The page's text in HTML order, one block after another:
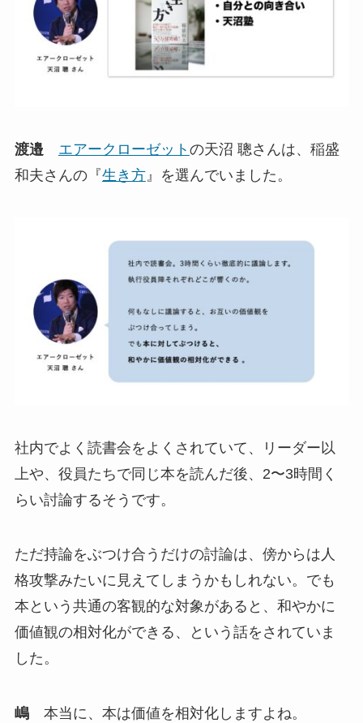
渡邉 エアークローゼット の天沼 聰さんは、稲盛
和夫さんの『生き方』を選んでいました。
社内でよく読書会をよくされていて、リーダー以
上や、役員たちで同じ本を読んだ後、2〜3時間く
らい討論するそうです。
ただ持論をぶつけ合うだけの討論は、傍からは人
格攻撃みたいに見えてしまうかもしれない。でも
本という共通の客観的な対象があると、和やかに
価値観の相対化ができる、という話をされていま
した。
嶋本当に、本は価値を相対化しますよね。